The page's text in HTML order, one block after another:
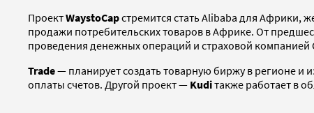
ПроектWaystoCapстремится стать Alibaba для Африки,
продажи потребительских товаров в Африке. От
проведения денежных операций и страховой
Trade— планирует создать товарную биржу в регионе и
оплаты счетов. Другой проект — Kudiтакже работает в